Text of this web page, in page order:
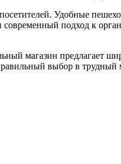
Удобные
подход к
магазин предлагает
выбор в трудный